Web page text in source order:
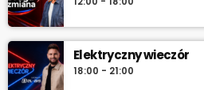
Elektryczny wieczór
18:00 - 21:00